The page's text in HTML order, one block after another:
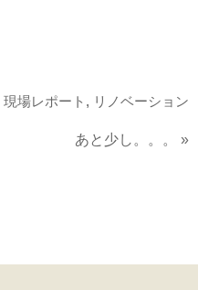
現場レポート , リノベーション
あと少し。。。 »